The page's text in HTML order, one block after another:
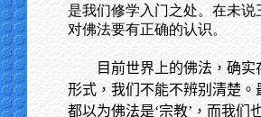
是我们修学入门之处。在未说
对佛法要有正确的认识。
目前世界上的佛法，确实
形式，我们不能不辨别清楚。
都以为佛法是‘宗教’，而我们